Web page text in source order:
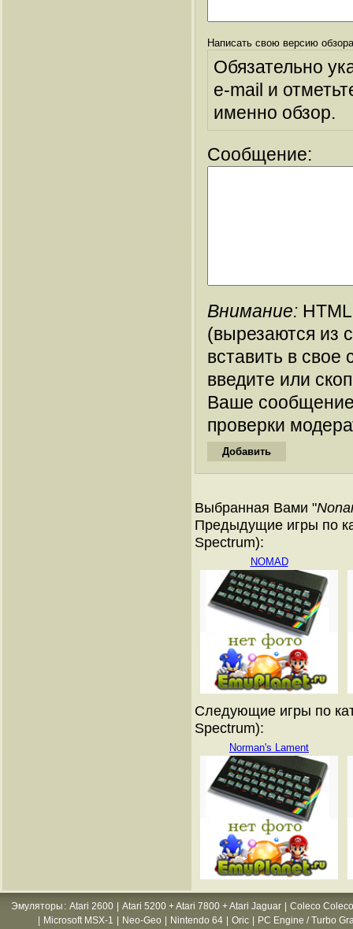
Написать свою версию
Обязательно
e-mail и
именно обзор.
Сообщение:
Внимание:
(вырезаются из
вставить в
введите или
Ваше
проверки
Выбранная Вами "
Предыдущие игры по
Spectrum):
NOMAD
Следующие игры по
Spectrum):
Norman's Lament
Эмуляторы : Atari 2600 Atari 5200 + Atari 7800 + Atari Jaguar
Coleco
Microsoft MSX-1 Neo-Geo Nintendo 64 Oric PC Engine / Turbo